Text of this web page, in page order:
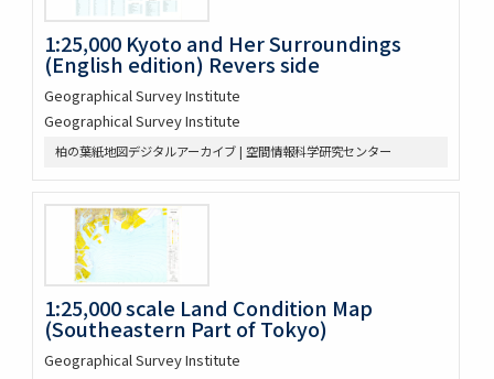
1:25,000 Kyoto and Her Surroundings
(English edition) Revers side
Geographical Survey Institute
Geographical Survey Institute
柏の葉紙地図デジタルアーカイブ | 空間情報科学研究センター
1:25,000 scale Land Condition Map
(Southeastern Part of Tokyo)
Geographical Survey Institute